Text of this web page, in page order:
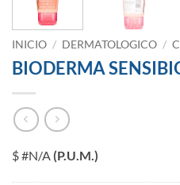
INICIO / DERMATOLOGICO /
BIODERMA
$ #N/A (P.U.M.)